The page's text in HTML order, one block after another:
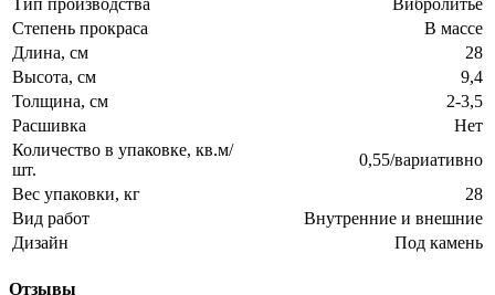
Степень прокраса
В массе
Длина, см
28
Высота, см
9,4
Толщина, см
2-3,5
Расшивка
Нет
Количество в упаковке, кв.м/
шт.
0,55/вариативно
Вес упаковки, кг
28
Вид работ
Внутренние и внешние
Дизайн
Под камень
Отзывы